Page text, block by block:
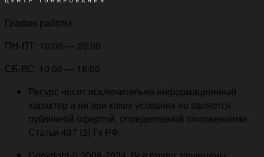
График работы:
ПН-ПТ: 10:00 — 20:00
СБ-ВС: 10:00 — 18:00
Ресурс носит исключительно информационный
характер и ни при каких условиях не является
публичной офертой, определяемой положениями
Статьи 437 (2) Гк РФ.